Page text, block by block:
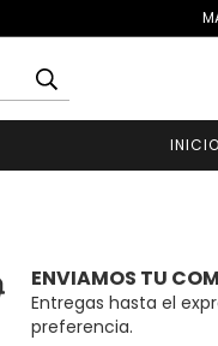
INICIO
ENVIAMOS TU
Entregas hasta el
preferencia.